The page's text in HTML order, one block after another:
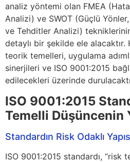
analiz yöntemi olan FMEA
Analizi) ve SWOT (Güçlü
ve Tehditler Analizi)
detaylı bir şekilde ele
teorik temelleri, uygulama
sinerjileri ve ISO 9001:2015
edilecekleri üzerinde
ISO 9001:2015
Temelli Düşüncenin
Standardın Risk Odaklı
ISO 9001:2015 standardı, “risk